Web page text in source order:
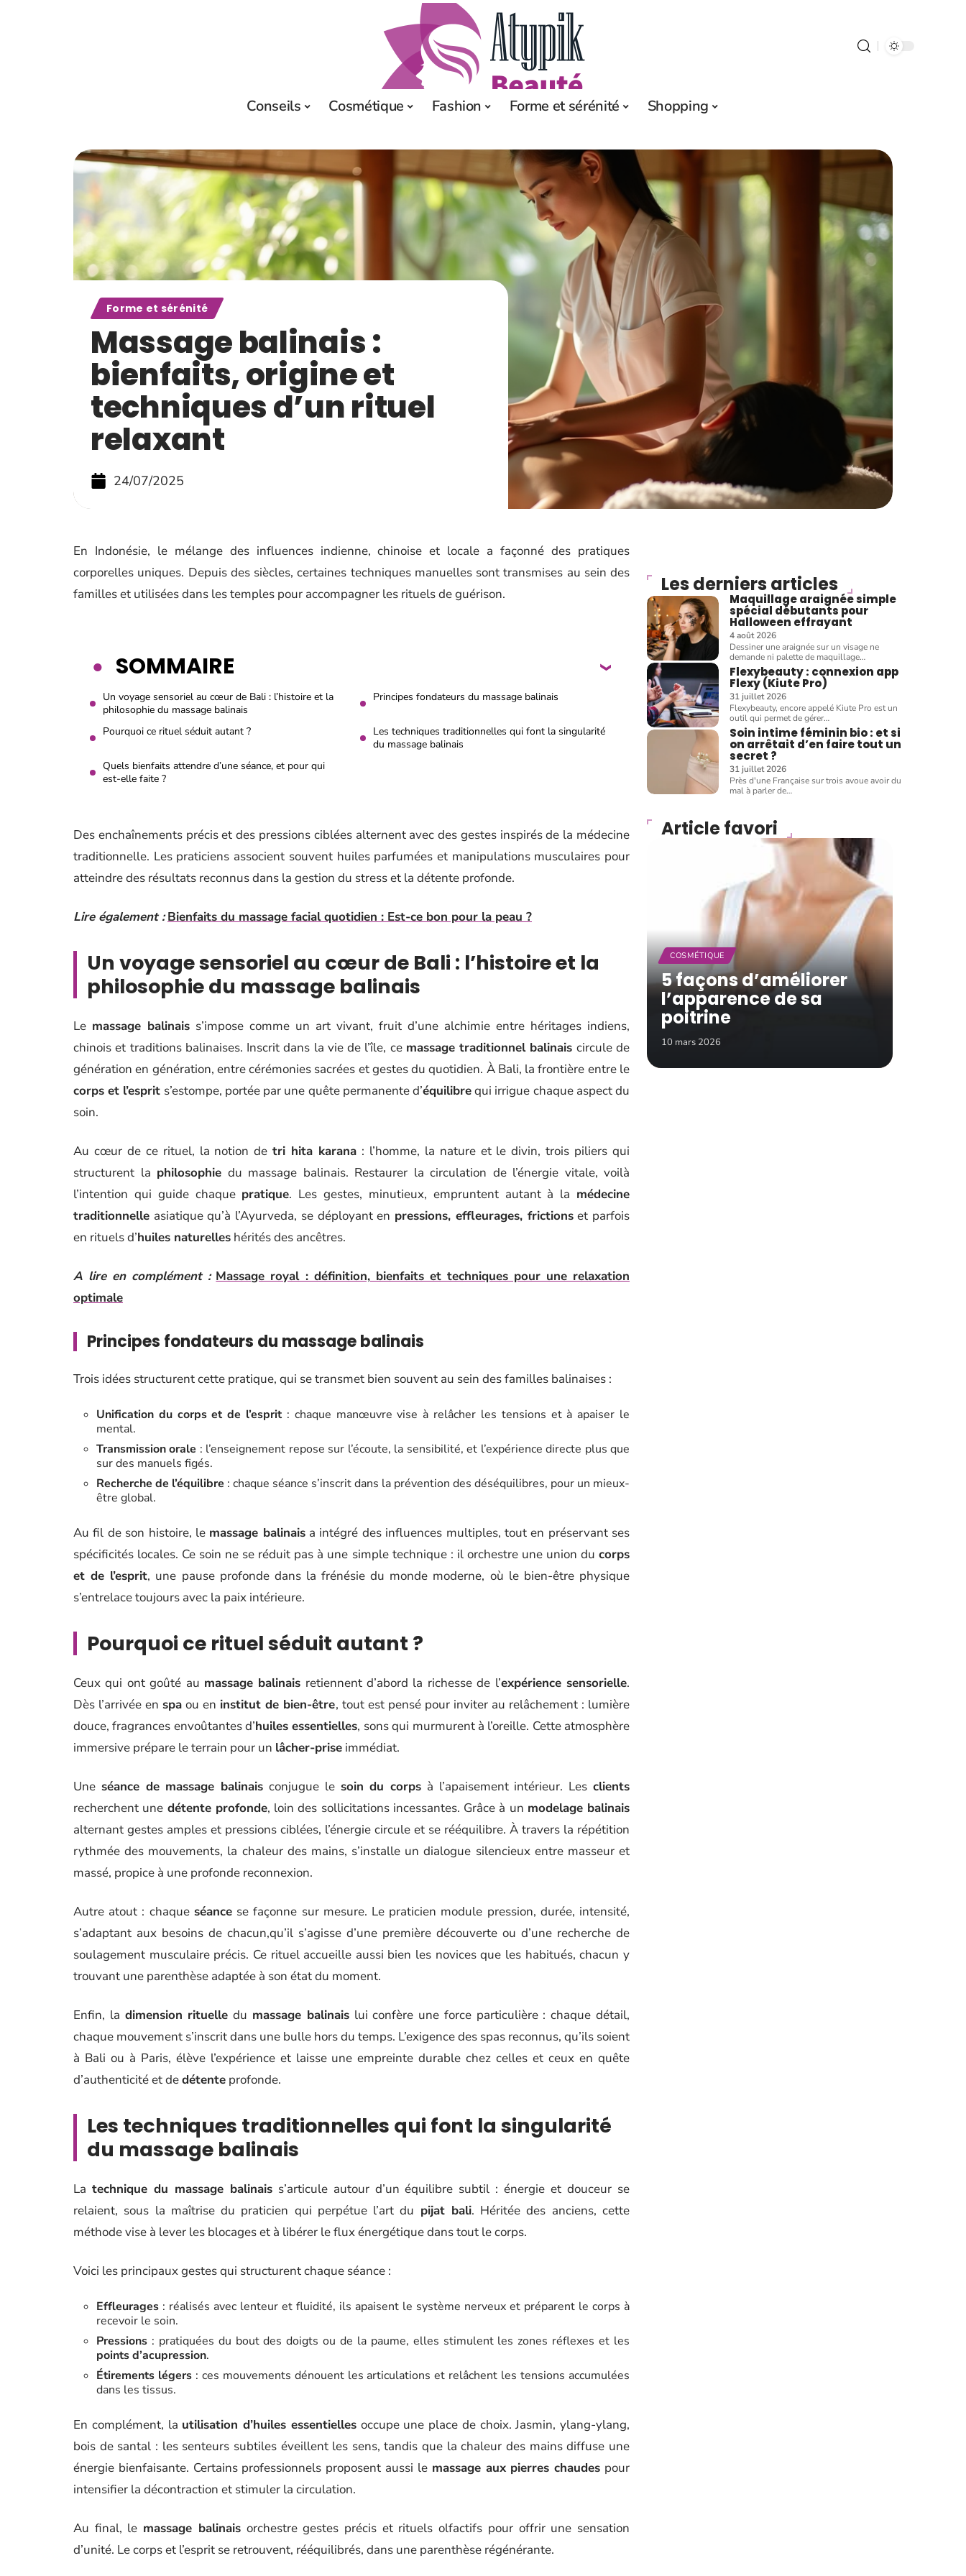
Conseils Cosmétique Fashion Forme et sérénité Shopping
Forme et sérénité
Massage balinais :
bienfaits, origine et
techniques d’un rituel
relaxant
24/07/2025
En Indonésie, le mélange des influences indienne, chinoise et locale a façonné des pratiques
corporelles uniques. Depuis des siècles, certaines techniques manuelles sont transmises au sein des
familles et utilisées dans les temples pour accompagner les rituels de guérison.
SOMMAIRE
Un voyage sensoriel au cœur de Bali : l’histoire et la
philosophie du massage balinais
Principes fondateurs du massage balinais
Pourquoi ce rituel séduit autant ?
Les techniques traditionnelles qui font la singularité
du massage balinais
Quels bienfaits attendre d’une séance, et pour qui
est-elle faite ?
Des enchaînements précis et des pressions ciblées alternent avec des gestes inspirés de la médecine
traditionnelle. Les praticiens associent souvent huiles parfumées et manipulations musculaires pour
atteindre des résultats reconnus dans la gestion du stress et la détente profonde.
Lire également : Bienfaits du massage facial quotidien : Est-ce bon pour la peau ?
Un voyage sensoriel au cœur de Bali : l’histoire et la
philosophie du massage balinais
Le massage balinais s’impose comme un art vivant, fruit d’une alchimie entre héritages indiens,
chinois et traditions balinaises. Inscrit dans la vie de l’île, ce massage traditionnel balinais circule de
génération en génération, entre cérémonies sacrées et gestes du quotidien. À Bali, la frontière entre le
corps et l’esprit s’estompe, portée par une quête permanente d’équilibrequi irrigue chaque aspect du
soin.
Au cœur de ce rituel, la notion detri hita karana : l’homme, la nature et le divin, trois piliers qui
structurent la philosophie du massage balinais. Restaurer la circulation de l’énergie vitale, voilà
l’intention qui guide chaque pratique. Les gestes, minutieux, empruntent autant à la médecine
traditionnelle asiatique qu’à l’Ayurveda, se déployant en pressions, effleurages, frictionset parfois
en rituels d’huiles naturelles hérités des ancêtres.
A lire en complément : Massage royal : définition, bienfaits et techniques pour une relaxation
optimale
Principes fondateurs du massage balinais
Trois idées structurent cette pratique, qui se transmet bien souvent au sein des familles balinaises :
Unification du corps et de l’esprit : chaque manœuvre vise à relâcher les tensions et à apaiser le
mental.
Transmission orale : l’enseignement repose sur l’écoute, la sensibilité, et l’expérience directe plus que
sur des manuels figés.
Recherche de l’équilibre : chaque séance s’inscrit dans la prévention des déséquilibres, pour un mieux-
être global.
Au fil de son histoire, le massage balinaisa intégré des influences multiples, tout en préservant ses
spécificités locales. Ce soin ne se réduit pas à une simple technique : il orchestre une union du corps
et de l’esprit, une pause profonde dans la frénésie du monde moderne, où le bien-être physique
s’entrelace toujours avec la paix intérieure.
Pourquoi ce rituel séduit autant ?
Ceux qui ont goûté au massage balinais retiennent d’abord la richesse de l’expérience sensorielle.
Dès l’arrivée en spa ou en institut de bien-être, tout est pensé pour inviter au relâchement : lumière
douce, fragrances envoûtantes d’huiles essentielles, sons qui murmurent à l’oreille. Cette atmosphère
immersive prépare le terrain pour un lâcher-prise immédiat.
Une séance de massage balinais conjugue le soin du corps à l’apaisement intérieur. Lesclients
recherchent une détente profonde, loin des sollicitations incessantes. Grâce à un modelage balinais
alternant gestes amples et pressions ciblées, l’énergie circule et se rééquilibre. À travers la répétition
rythmée des mouvements, la chaleur des mains, s’installe un dialogue silencieux entre masseur et
massé, propice à une profonde reconnexion.
Autre atout : chaque séancese façonne sur mesure. Le praticien module pression, durée, intensité,
s’adaptant aux besoins de chacun,qu’il s’agisse d’une première découverte ou d’une recherche de
soulagement musculaire précis. Ce rituel accueille aussi bien les novices que les habitués, chacun y
trouvant une parenthèse adaptée à son état du moment.
Enfin, la dimension rituelle du massage balinaislui confère une force particulière : chaque détail,
chaque mouvement s’inscrit dans une bulle hors du temps. L’exigence des spas reconnus, qu’ils soient
à Bali ou à Paris, élève l’expérience et laisse une empreinte durable chez celles et ceux en quête
d’authenticité et dedétente profonde.
Les techniques traditionnelles qui font la singularité
du massage balinais
La technique du massage balinaiss’articule autour d’un équilibre subtil : énergie et douceur se
relaient, sous la maîtrise du praticien qui perpétue l’art du pijat bali. Héritée des anciens, cette
méthode vise à lever les blocages et à libérer le flux énergétique dans tout le corps.
Voici les principaux gestes qui structurent chaque séance :
Effleurages : réalisés avec lenteur et fluidité, ils apaisent le système nerveux et préparent le corps à
recevoir le soin.
Pressions : pratiquées du bout des doigts ou de la paume, elles stimulent les zones réflexes et les
points d’acupression.
Étirements légers: ces mouvements dénouent les articulations et relâchent les tensions accumulées
dans les tissus.
En complément, la utilisation d’huiles essentiellesoccupe une place de choix. Jasmin, ylang-ylang,
bois de santal : les senteurs subtiles éveillent les sens, tandis que la chaleur des mains diffuse une
énergie bienfaisante. Certains professionnels proposent aussi le massage aux pierres chaudes pour
intensifier la décontraction et stimuler la circulation.
Au final, le massage balinaisorchestre gestes précis et rituels olfactifs pour offrir une sensation
d’unité. Le corps et l’esprit se retrouvent, rééquilibrés, dans une parenthèse régénérante.
Les derniers articles
Maquillage araignée simple
spécial débutants pour
Halloween effrayant
4 août 2026
Dessiner une araignée sur un visage ne
demande ni palette de maquillage…
Flexybeauty : connexion app
Flexy (Kiute Pro)
31 juillet 2026
Flexybeauty, encore appelé Kiute Pro est un
outil qui permet de gérer…
Soin intime féminin bio : et si
on arrêtait d’en faire tout un
secret ?
31 juillet 2026
Près d'une Française sur trois avoue avoir du
mal à parler de…
Article favori
COSMÉTIQUE
5 façons d’améliorer
l’apparence de sa
poitrine
10 mars 2026